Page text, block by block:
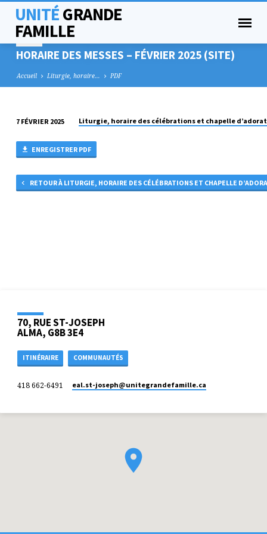
UNITÉGRANDE
FAMILLE
HORAIRE DES MESSES – FÉVRIER 2025 (SITE)
Accueil Liturgie, horaire… PDF
HORAIRE
DES
MESSES
–
FÉVRIER
7 FÉVRIER 2025 Liturgie, horaire des célébrations et chapelle
ENREGISTRER PDF
RETOUR À LITURGIE, HORAIRE DES CÉLÉBRATIONS ET CHAPELLE
70, RUE ST-JOSEPH
ALMA, G8B 3E4
ITINÉRAIRE COMMUNAUTÉS
418 662-6491 eal.st-joseph​@unitegrandefamille.ca